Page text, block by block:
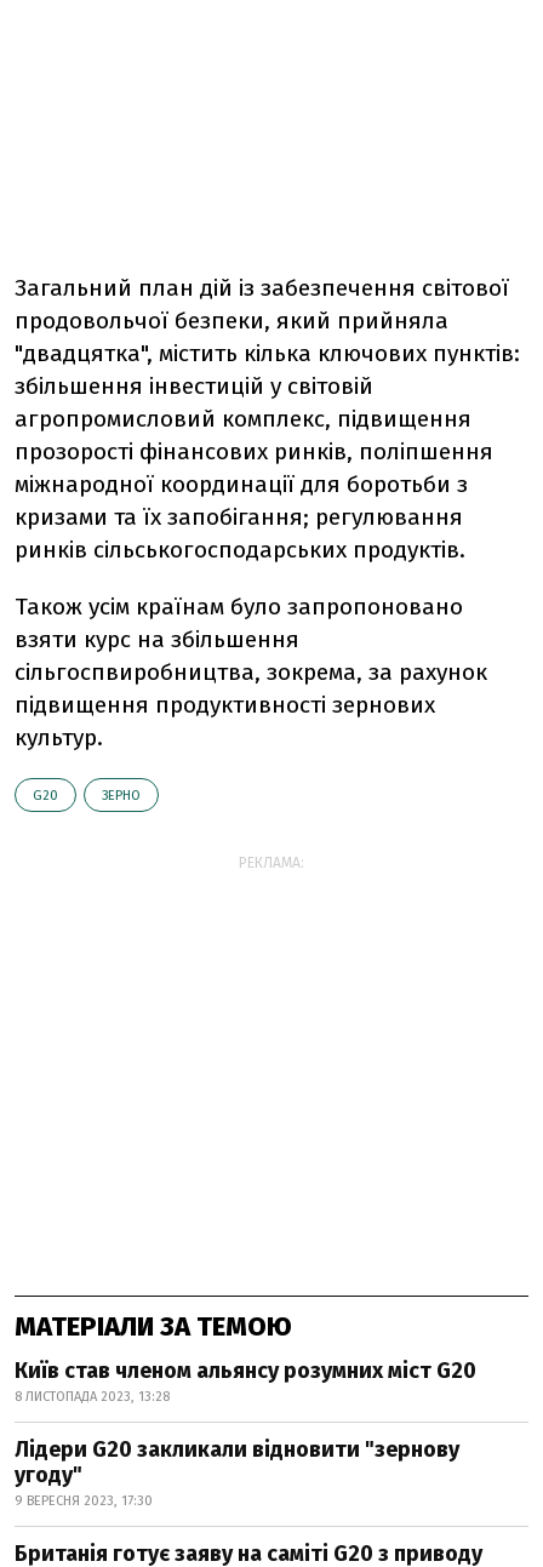
Загальний план дій із забезпечення світової
продовольчої безпеки, який прийняла
"двадцятка", містить кілька ключових пунктів:
збільшення інвестицій у світовій
агропромисловий комплекс, підвищення
прозорості фінансових ринків, поліпшення
міжнародної координації для боротьби з
кризами та їх запобігання; регулювання
ринків сільськогосподарських продуктів.
Також усім країнам було запропоновано
взяти курс на збільшення
сільгоспвиробництва, зокрема, за рахунок
підвищення продуктивності зернових
культур.
G20 ЗЕРНО
РЕКЛАМА:
МАТЕРІАЛИ ЗА ТЕМОЮ
Київ став членом альянсу розумних міст G20
8 ЛИСТОПАДА 2023, 13:28
Лідери G20 закликали відновити "зернову
угоду"
9 ВЕРЕСНЯ 2023, 17:30
Британія готує заяву на саміті G20 з приводу